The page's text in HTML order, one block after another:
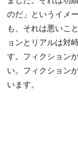
のだ」というイメ
も、それは悪いこ
ョンとリアルは対
す。フィクション
い。フィクション
います。